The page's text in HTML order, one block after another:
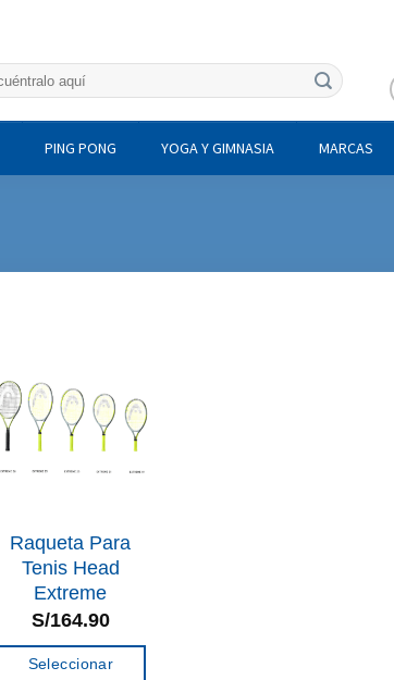
PING PONG YOGA Y GIMNASIA MARCAS
Raqueta Para
Tenis Head
Extreme
S/164.90
Seleccionar